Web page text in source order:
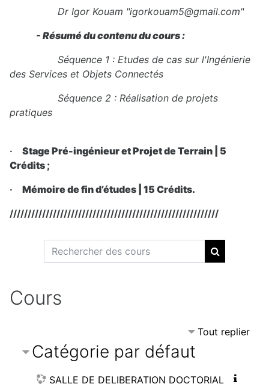
Dr Igor Kouam "igorkouam5@gmail.com"
- Résumé du contenu du cours :
Séquence 1 : Etudes de cas sur l'Ingénierie
des Services et Objets Connectés
Séquence 2 : Réalisation de projets
pratiques
· Stage Pré-ingénieur et Projet de Terrain | 5
Crédits ;
· Mémoire de fin d’études | 15 Crédits.
//////////////////////////////////////////////////////////
Rechercher des cours
Cours
Tout replier
Catégorie par défaut
SALLE DE DELIBERATION DOCTORIAL